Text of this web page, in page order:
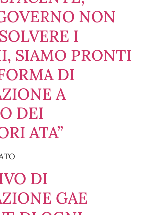
NON
I
SIAMO PRONTI
DI
A
DEI
ATA”
DI
GAE